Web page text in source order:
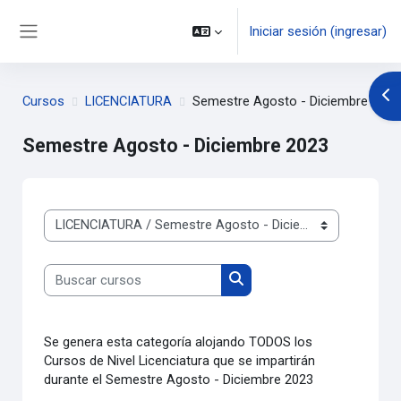
Iniciar sesión (ingresar)
Cursos LICENCIATURA Semestre Agosto - Diciembre 2023
Semestre Agosto - Diciembre 2023
Categorías
Buscar cursos
Buscar cursos
Se genera esta categoría alojando TODOS los
Cursos de Nivel Licenciatura que se impartirán
durante el Semestre Agosto - Diciembre 2023